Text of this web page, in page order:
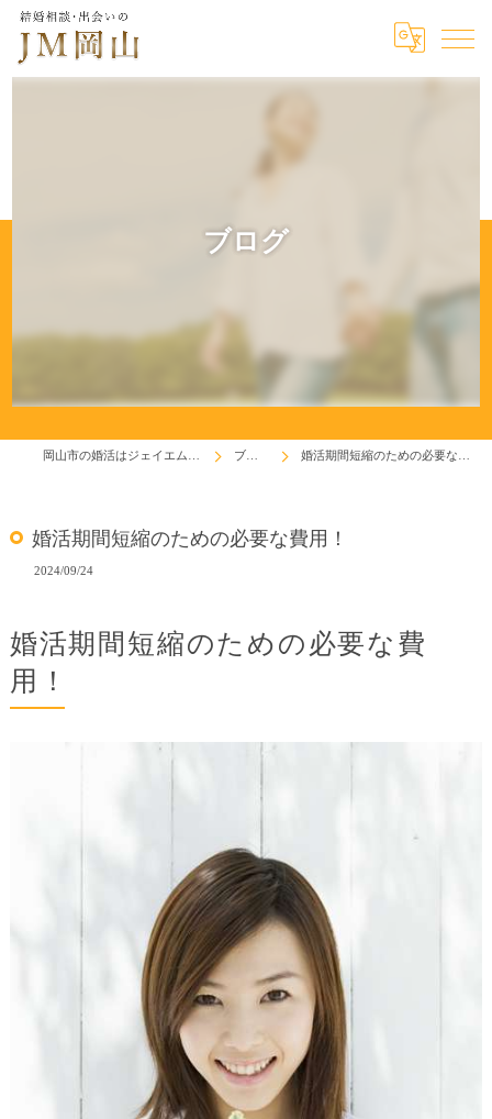
ブログ
ブログ 婚活期間短縮のための必要な費用！
婚活期間短縮のための必要な費用！
2024/09/24
婚活期間短縮のための必要な費
用！